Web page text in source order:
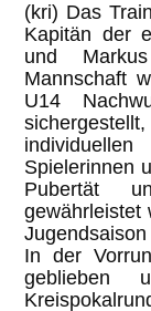
(kri) Das
Kapitän der
und
Mannschaft
U14
Spielerinnen
Pubertät
gewährleistet
In der
geblieben